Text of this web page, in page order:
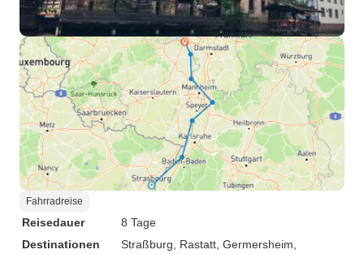
Fahrradreise
Reisedauer
8 Tage
Destinationen
Straßburg , Rastatt , Germersheim